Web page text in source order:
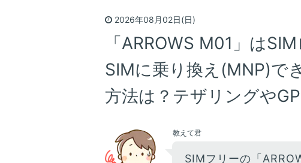
2026年08月02日(日)
「ARROWS M01」は
SIMに乗り換え(MNP)で
方法は？テザリングや
教えて君
SIMフリーの「